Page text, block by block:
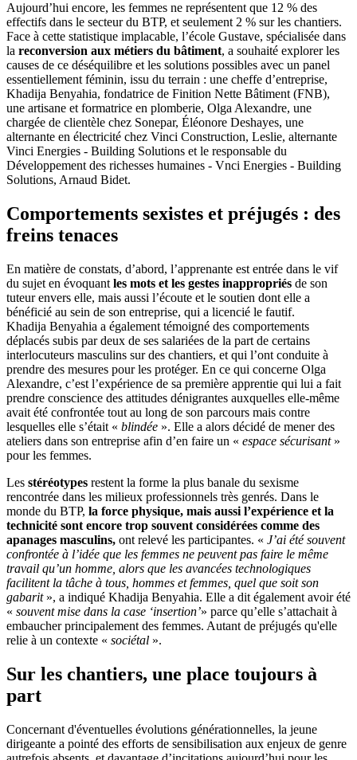
Aujourd’hui encore, les femmes ne représentent que 12 % des
effectifs dans le secteur du BTP, et seulement 2 % sur les chantiers.
Face à cette statistique implacable, l’école Gustave, spécialisée dans
la reconversion aux métiers du bâtiment, a souhaité explorer les
causes de ce déséquilibre et les solutions possibles avec un panel
essentiellement féminin, issu du terrain : une cheffe d’entreprise,
Khadija Benyahia, fondatrice de Finition Nette Bâtiment (FNB),
une artisane et formatrice en plomberie, Olga Alexandre, une
chargée de clientèle chez Sonepar, Éléonore Deshayes, une
alternante en électricité chez Vinci Construction, Leslie, alternante
Vinci Energies - Building Solutions et le responsable du
Développement des richesses humaines - Vnci Energies - Building
Solutions, Arnaud Bidet.
Comportements sexistes et préjugés : des
freins tenaces
En matière de constats, d’abord, l’apprenante est entrée dans le vif
du sujet en évoquant les mots et les gestes inappropriés de son
tuteur envers elle, mais aussi l’écoute et le soutien dont elle a
bénéficié au sein de son entreprise, qui a licencié le fautif.
Khadija Benyahia a également témoigné des comportements
déplacés subis par deux de ses salariées de la part de certains
interlocuteurs masculins sur des chantiers, et qui l’ont conduite à
prendre des mesures pour les protéger. En ce qui concerne Olga
Alexandre, c’est l’expérience de sa première apprentie qui lui a fait
prendre conscience des attitudes dénigrantes auxquelles elle-même
avait été confrontée tout au long de son parcours mais contre
lesquelles elle s’était « blindée ». Elle a alors décidé de mener des
ateliers dans son entreprise afin d’en faire un « espace sécurisant»
pour les femmes.
Les stéréotypes restent la forme la plus banale du sexisme
rencontrée dans les milieux professionnels très genrés. Dans le
monde du BTP, la force physique, mais aussi l’expérience et la
technicité sont encore trop souvent considérées comme des
apanages masculins, ont relevé les participantes. « J’ai été souvent
confrontée à l’idée que les femmes ne peuvent pas faire le même
travail qu’un homme, alors que les avancées technologiques
facilitent la tâche à tous, hommes et femmes, quel que soit son
gabarit», a indiqué Khadija Benyahia. Elle a dit également avoir été
« souvent mise dans la case ‘insertion’» parce qu’elle s’attachait à
embaucher principalement des femmes. Autant de préjugés qu'elle
relie à un contexte « sociétal ».
Sur les chantiers, une place toujours à
part
Concernant d'éventuelles évolutions générationnelles, la jeune
dirigeante a pointé des efforts de sensibilisation aux enjeux de genre